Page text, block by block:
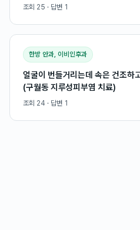
조회 25 · 답변 1
한방 안과, 이비인후과
얼굴이 번들거리는데 속은 건조하
(구월동 지루성피부염 치료)
조회 24 · 답변 1